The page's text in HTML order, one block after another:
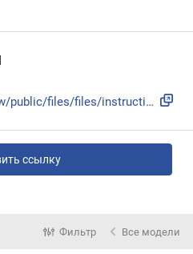
https://www.pyramida.ua/new/public/files/files/instructions...
ссылку
Фильтр Все модели